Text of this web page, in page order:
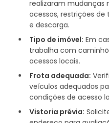
realizaram mudanças
acessos, restrições
e descarga.
Tipo de imóvel: Em
trabalha com
acessos locais.
Frota adequada:
veículos adequados
condições de acesso
Vistoria prévia: